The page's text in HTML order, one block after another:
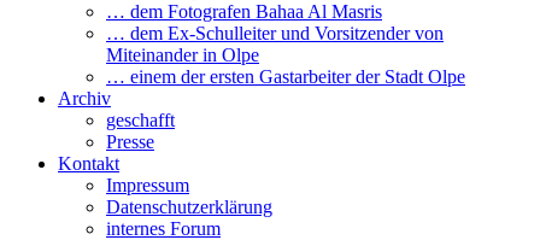
… dem Fotografen Bahaa Al Masris
… dem Ex-Schulleiter und Vorsitzender von
Miteinander in Olpe
… einem der ersten Gastarbeiter der Stadt Olpe
Archiv
geschafft
Presse
Kontakt
Impressum
Datenschutzerklärung
internes Forum